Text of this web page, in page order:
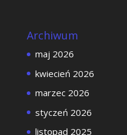
Archiwum
maj 2026
kwiecień 2026
marzec 2026
styczeń 2026
listopad 2025